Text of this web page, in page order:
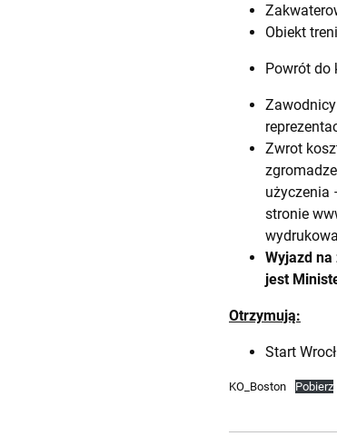
Obiekt
Powrót do
Zwrot
użyczenia
stronie
Wyjazd
jest
Otrzymują:
Start
KO_Boston Pobierz